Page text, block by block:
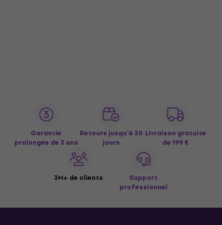
Garantie
prolongée de 3 ans
Retours jusqu’à 30
jours
Livraison gratuite
de 199 €
3M+ de clients
Support
professionnel